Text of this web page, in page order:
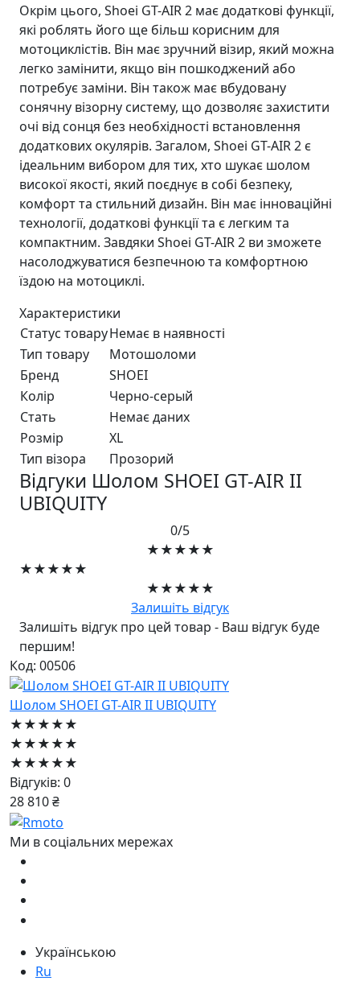
Окрім цього, Shoei GT-AIR 2 має додаткові функції,
які роблять його ще більш корисним для
мотоциклістів. Він має зручний візир, який можна
легко замінити, якщо він пошкоджений або
потребує заміни. Він також має вбудовану
сонячну візорну систему, що дозволяє захистити
очі від сонця без необхідності встановлення
додаткових окулярів. Загалом, Shoei GT-AIR 2 є
ідеальним вибором для тих, хто шукає шолом
високої якості, який поєднує в собі безпеку,
комфорт та стильний дизайн. Він має інноваційні
технології, додаткові функції та є легким та
компактним. Завдяки Shoei GT-AIR 2 ви зможете
насолоджуватися безпечною та комфортною
їздою на мотоциклі.
Характеристики
Статус товаруНемає в наявності
Тип товару
Мотошоломи
Бренд
SHOEI
Колір
Черно-серый
Стать
Немає даних
Розмір
XL
Тип візора
Прозорий
Відгуки Шолом SHOEI GT-AIR II
UBIQUITY
0/5
★★★★★
★★★★★
★★★★★
Залишіть відгук
Залишіть відгук про цей товар - Ваш відгук буде
першим!
Код: 00506
Шолом SHOEI GT-AIR II UBIQUITY
★★★★★
★★★★★
★★★★★
Відгуків: 0
28 810 ₴
Ми в соціальних мережах
Українською
Ru